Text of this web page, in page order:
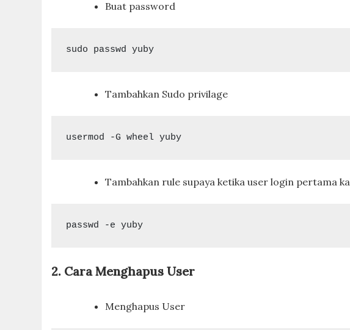
Buat password
sudo passwd yuby
Tambahkan Sudo privilage
usermod -G wheel yuby
Tambahkan rule supaya ketika user login pertama
passwd -e yuby
2. Cara Menghapus User
Menghapus User